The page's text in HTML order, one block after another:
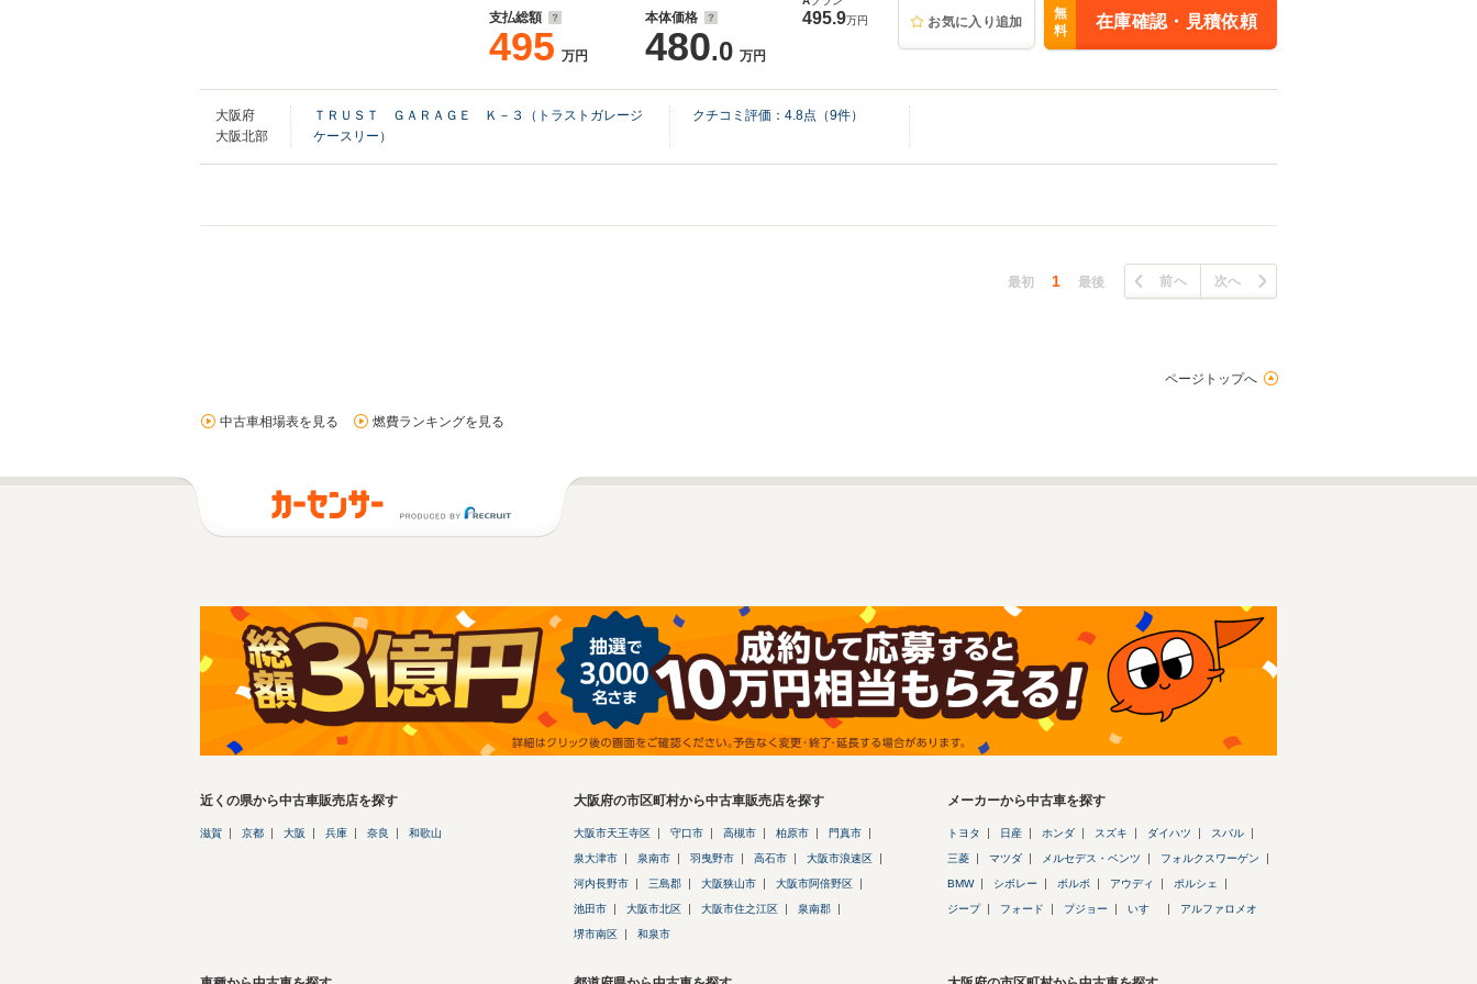
支払総額
495 万円
本体価格
480.0 万円
495.9万円 お気に入り追加
無
料
在庫確認・見積依頼
大阪府
大阪北部
ＴＲＵＳＴ ＧＡＲＡＧＥ Ｋ－３（トラストガレージ
ケースリー）
クチコミ評価： 4.8点（9件）
最初 1 最後 前へ 次へ
ページトップへ
中古車相場表を見る 燃費ランキングを見る
近くの県から中古車販売店を探す
滋賀 京都 大阪 兵庫 奈良 和歌山
大阪府の市区町村から中古車販売店を探す
大阪市天王寺区 守口市 高槻市 柏原市 門真市
泉大津市 泉南市 羽曳野市 高石市 大阪市浪速区
河内長野市 三島郡 大阪狭山市 大阪市阿倍野区
池田市 大阪市北区 大阪市住之江区 泉南郡
堺市南区 和泉市
メーカーから中古車を探す
トヨタ 日産 ホンダ スズキ ダイハツ スバル
三菱 マツダ メルセデス・ベンツ フォルクスワーゲン
BMW シボレー ボルボ アウディ ポルシェ
ジープ フォード プジョー いすゞ アルファロメオ